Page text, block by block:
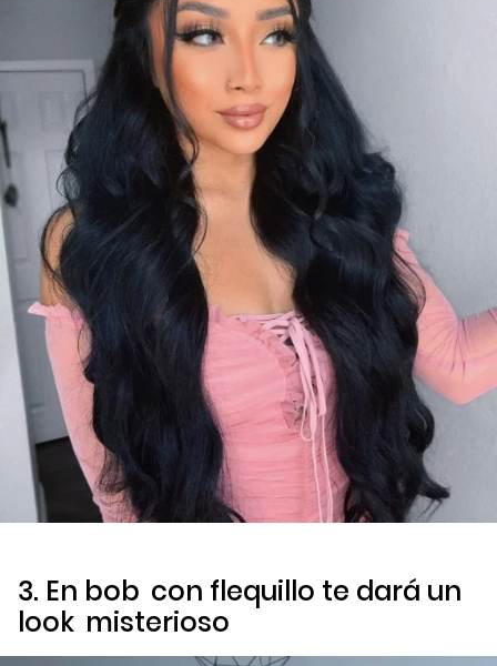
3. En bob con flequillo te dará un
look misterioso